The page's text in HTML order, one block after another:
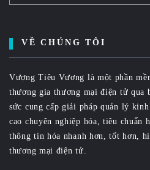
VỀ CHÚNG TÔI
Vượng Tiêu Vương là một phần
thương gia thương mại điện tử qua
sức cung cấp giải pháp quản lý
cao chuyên nghiệp hóa, tiêu chuẩn
thông tin hóa nhanh hơn, tốt hơn,
thương mại điện tử.